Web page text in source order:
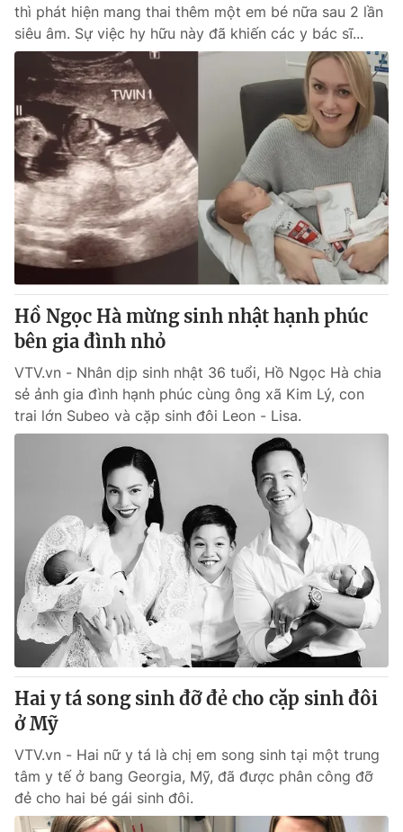
thì phát hiện mang thai thêm một em bé nữa sau 2 lần
siêu âm. Sự việc hy hữu này đã khiến các y bác sĩ...
Hồ Ngọc Hà mừng sinh nhật hạnh phúc
bên gia đình nhỏ
VTV.vn - Nhân dịp sinh nhật 36 tuổi, Hồ Ngọc Hà chia
sẻ ảnh gia đình hạnh phúc cùng ông xã Kim Lý, con
trai lớn Subeo và cặp sinh đôi Leon - Lisa.
Hai y tá song sinh đỡ đẻ cho cặp sinh đôi
ở Mỹ
VTV.vn - Hai nữ y tá là chị em song sinh tại một trung
tâm y tế ở bang Georgia, Mỹ, đã được phân công đỡ
đẻ cho hai bé gái sinh đôi.